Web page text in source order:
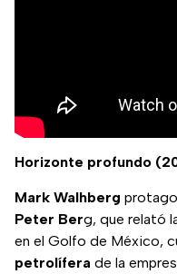
Horizonte profundo
Mark Walhberg
Peter Berg, que relató
en el Golfo de México,
petrolífera de la